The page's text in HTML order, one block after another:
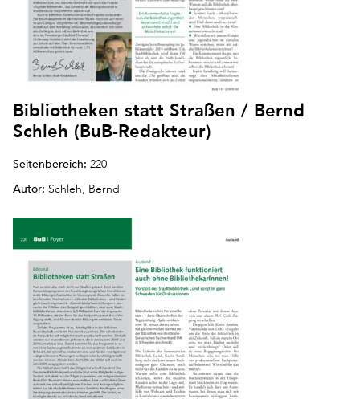
Bibliotheken statt Straßen / Bernd
Schleh (BuB-Redakteur)
Seitenbereich: 220
Autor: Schleh, Bernd